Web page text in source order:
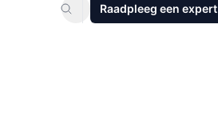
Raadpleeg een expert